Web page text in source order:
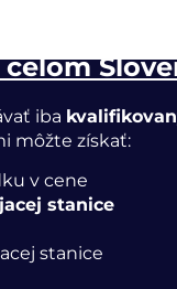
iba
môžte získať:
v cene
stanice
stanice